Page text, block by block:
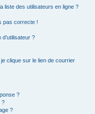
liste des utilisateurs en ligne ?
pas correcte !
?
clique sur le lien de courrier
?
?
?